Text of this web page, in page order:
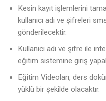
Kesin kayıt işlemlerini
kullanıcı adı ve şifreleri
gönderilecektir.
Kullanıcı adı ve şifre ile
eğitim sistemine giriş
Eğitim Videoları, ders
yüklü bir şekilde olacaktır.